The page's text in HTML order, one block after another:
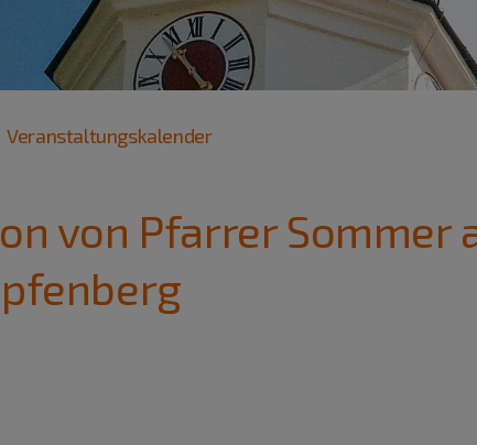
Veranstaltungskalender
von Pfarrer Sommer